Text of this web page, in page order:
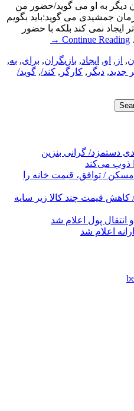
دیگر به او می گوید/حضور من
جمشیدی می گوید:باید بگویم
ایجاد نمی کند بلکه با حضور
Continue Reading
→
, از , او, ایجاد, بازیگران, برای, به,
جدید, دیگر , کارگر , کند/, گوید/
۶۸ تا ۸۳ درصدی دستمزد/ گرانی بنزین
ذوب می‌کند
مسکن / توافق، قیمت خانه را
/ کاهش قیمت چند کالا زیر سایه
پول اعلام شد
اعلام شد